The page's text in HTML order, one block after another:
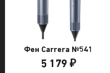
Фен Carrera №541
5 179 ₽